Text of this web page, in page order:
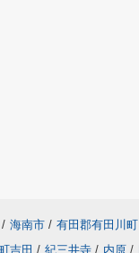
/ 海南市 / 有田郡有田川町
吉田 / 紀三井寺 / 内原 /